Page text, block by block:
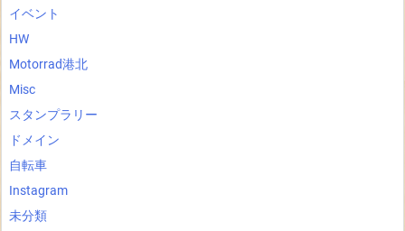
イベント
HW
Motorrad港北
Misc
スタンプラリー
ドメイン
自転車
Instagram
未分類